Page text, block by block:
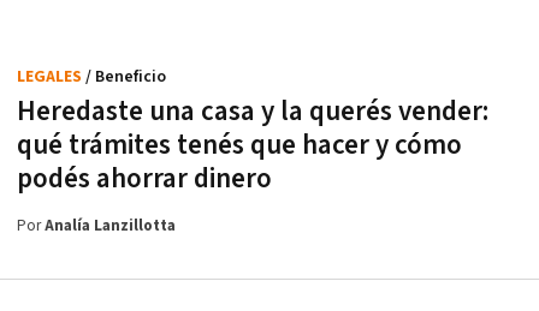
Heredaste una casa y la querés vender:
qué trámites tenés que hacer y cómo
podés ahorrar dinero
LEGALES / Beneficio
PorAnalía Lanzillotta